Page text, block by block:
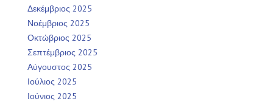
Δεκέμβριος 2025
Νοέμβριος 2025
Οκτώβριος 2025
Σεπτέμβριος 2025
Αύγουστος 2025
Ιούλιος 2025
Ιούνιος 2025